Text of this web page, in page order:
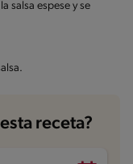
salsa espese y se
receta?